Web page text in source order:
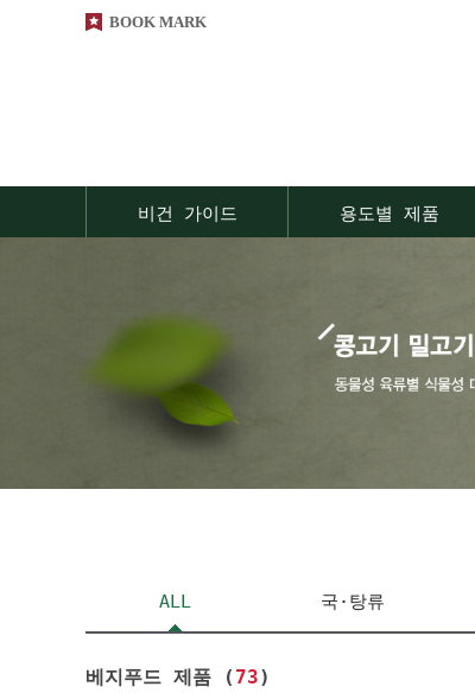
BOOK MARK
비건 가이드 용도별 제품
ALL 국·탕류
베지푸드 제품 ( 73)